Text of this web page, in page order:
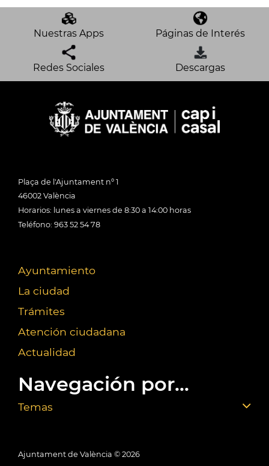
Nuestras Apps Páginas de Interés
Redes Sociales Descargas
Plaça de l'Ajuntament nº 1
46002 València
Horarios: lunes a viernes de 8:30 a 14:00 horas
Teléfono: 963 52 54 78
Ayuntamiento
La ciudad
Trámites
Atención ciudadana
Actualidad
Navegación por...
Temas
Ajuntament de València © 2026